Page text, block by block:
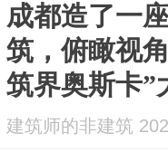
成都造了一
筑，俯瞰视
筑界奥斯卡”
蚊虫窝！网
建筑师的非建筑